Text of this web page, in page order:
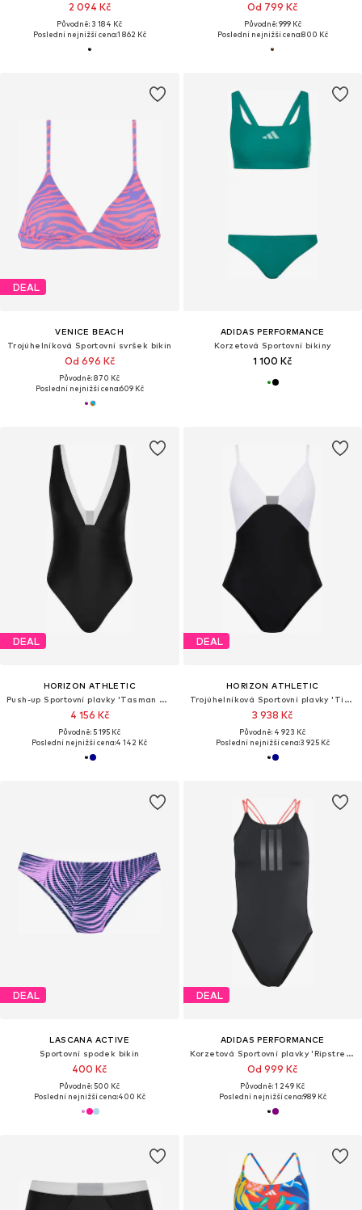
2 094 Kč
Původně: 3 184 Kč
Poslední nejnižší cena:1 862 Kč
Od 799 Kč
Původně: 999 Kč
Poslední nejnižší cena:800 Kč
DEAL
VENICE BEACH
Trojúhelníková Sportovní svršek bikin
Od 696 Kč
Původně: 870 Kč
Poslední nejnižší cena:609 Kč
ADIDAS PERFORMANCE
Korzetová Sportovní bikiny
1 100 Kč
DEAL
HORIZON ATHLETIC
Push-up Sportovní plavky 'Tasman One Piece Luna'
4 156 Kč
Původně: 5 195 Kč
Poslední nejnižší cena:4 142 Kč
DEAL
HORIZON ATHLETIC
Trojúhelníková Sportovní plavky 'Timor One Piece Luna'
3 938 Kč
Původně: 4 923 Kč
Poslední nejnižší cena:3 925 Kč
DEAL
LASCANA ACTIVE
Sportovní spodek bikin
400 Kč
Původně: 500 Kč
Poslední nejnižší cena:400 Kč
DEAL
ADIDAS PERFORMANCE
Korzetová Sportovní plavky 'Ripstream'
Od 999 Kč
Původně: 1 249 Kč
Poslední nejnižší cena:989 Kč